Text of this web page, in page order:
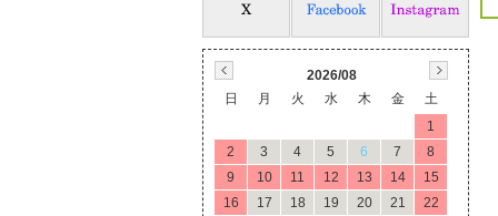
2026/08
日
月 火 水 木 金
土
1
2
3 4 5 6 7
8
9
10 11 12 13 14
15
16
17 18 19 20 21
22